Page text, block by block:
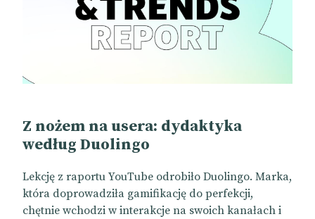
Z nożem na usera: dydaktyka
według Duolingo
Lekcję z raportu YouTube odrobiło Duolingo. Marka,
która doprowadziła gamifikację do perfekcji,
chętnie wchodzi w interakcje na swoich kanałach i